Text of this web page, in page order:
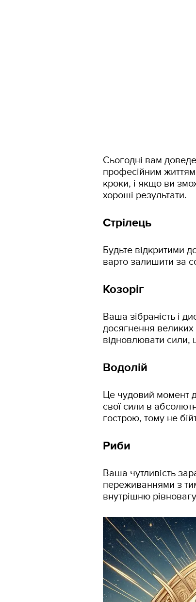
Сьогодні вам
професійним
кроки, і якщо ви
хороші результати.
Стрілець
Будьте відкритими
варто залишити за
Козоріг
Ваша зібраність і
досягнення великих
відновлювати сили,
Водолій
Це чудовий момент
свої сили в
гострою, тому не
Риби
Ваша чутливість
переживаннями з
внутрішню